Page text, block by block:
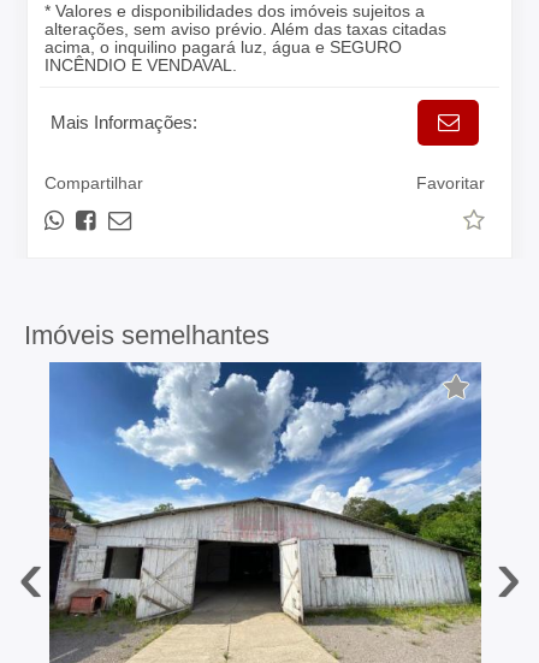
* Valores e disponibilidades dos imóveis sujeitos a
alterações, sem aviso prévio. Além das taxas citadas
acima, o inquilino pagará luz, água e SEGURO
INCÊNDIO E VENDAVAL.
Mais Informações:
Compartilhar Favoritar
Imóveis semelhantes
‹ ›